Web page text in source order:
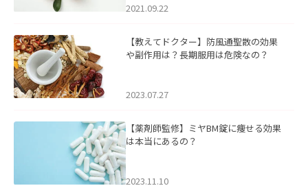
2021.09.22
【教えてドクター】防風通聖散の効果
や副作用は？長期服用は危険なの？
2023.07.27
【薬剤師監修】ミヤBM錠に痩せる効果
は本当にあるの？
2023.11.10